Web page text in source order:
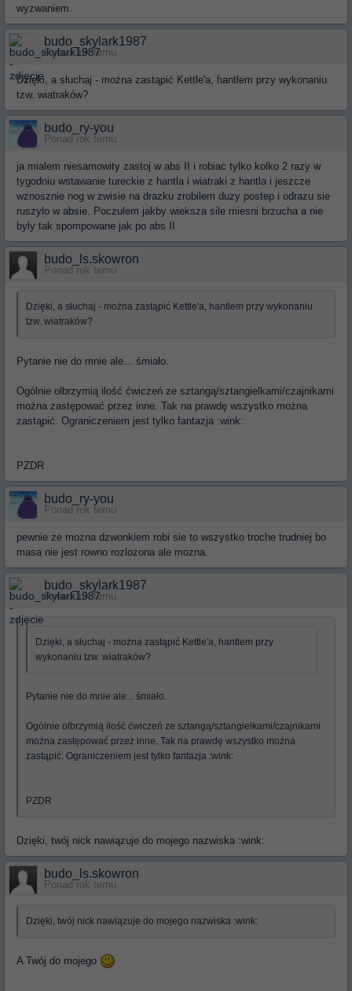
wyzwaniem.
budo_skylark1987
Ponad rok temu
Dzięki, a słuchaj - można zastąpić Kettle'a, hantlem przy wykonaniu
tzw. wiatraków?
budo_ry-you
Ponad rok temu
ja mialem niesamowity zastoj w abs II i robiac tylko kolko 2 razy w
tygodniu wstawanie tureckie z hantla i wiatraki z hantla i jeszcze
wznosznie nog w zwisie na drazku zrobilem duzy postep i odrazu sie
ruszylo w absie. Poczulem jakby wieksza sile miesni brzucha a nie
byly tak spompowane jak po abs II
budo_ls.skowron
Ponad rok temu
Dzięki, a słuchaj - można zastąpić Kettle'a, hantlem przy wykonaniu
tzw. wiatraków?
Pytanie nie do mnie ale... śmiało.
Ogólnie olbrzymią ilość ćwiczeń ze sztangą/sztangielkami/czajnikami
można zastępować przez inne. Tak na prawdę wszystko można
zastąpić. Ograniczeniem jest tylko fantazja :wink:
PZDR
budo_ry-you
Ponad rok temu
pewnie ze mozna dzwonkiem robi sie to wszystko troche trudniej bo
masa nie jest rowno rozlozona ale mozna.
budo_skylark1987
Ponad rok temu
Dzięki, a słuchaj - można zastąpić Kettle'a, hantlem przy
wykonaniu tzw. wiatraków?
Pytanie nie do mnie ale... śmiało.
Ogólnie olbrzymią ilość ćwiczeń ze sztangą/sztangielkami/czajnikami
można zastępować przez inne. Tak na prawdę wszystko można
zastąpić. Ograniczeniem jest tylko fantazja :wink:
PZDR
Dzięki, twój nick nawiązuje do mojego nazwiska :wink:
budo_ls.skowron
Ponad rok temu
Dzięki, twój nick nawiązuje do mojego nazwiska :wink:
A Twój do mojego